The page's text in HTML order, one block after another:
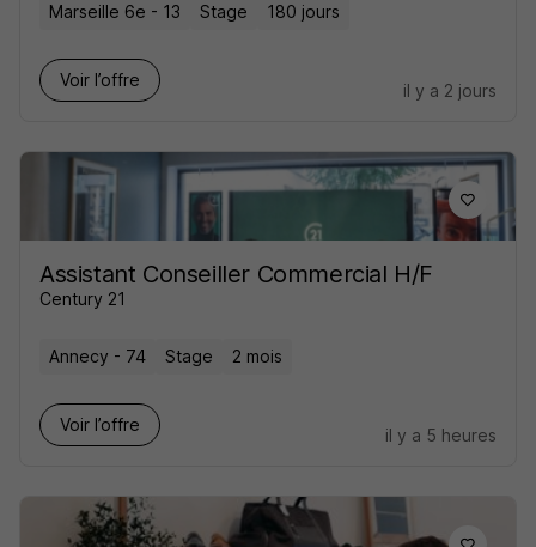
Marseille 6e - 13 Stage 180 jours
Voir l’offre
il y a 2 jours
Assistant Conseiller Commercial H/F
Century 21
Annecy - 74 Stage 2 mois
Voir l’offre
il y a 5 heures